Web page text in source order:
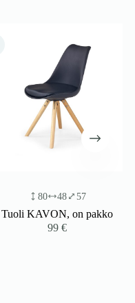
80 48 57
Tuoli KAVON, on pakko
99€